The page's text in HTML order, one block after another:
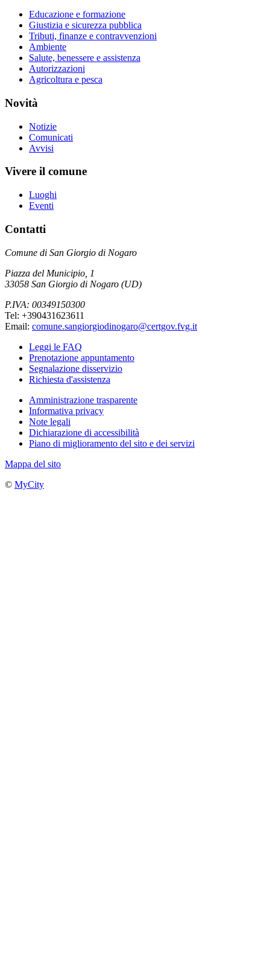
Educazione e formazione
Giustizia e sicurezza pubblica
Tributi, finanze e contravvenzioni
Ambiente
Salute, benessere e assistenza
Autorizzazioni
Agricoltura e pesca
Novità
Notizie
Comunicati
Avvisi
Vivere il comune
Luoghi
Eventi
Contatti
Comune di San Giorgio di Nogaro
Piazza del Municipio, 1
33058 San Giorgio di Nogaro (UD)
P.IVA: 00349150300
Tel: +390431623611
Email: comune.sangiorgiodinogaro@certgov.fvg.it
Leggi le FAQ
Prenotazione appuntamento
Segnalazione disservizio
Richiesta d'assistenza
Amministrazione trasparente
Informativa privacy
Note legali
Dichiarazione di accessibilità
Piano di miglioramento del sito e dei servizi
Mappa del sito
© MyCity